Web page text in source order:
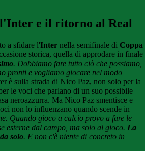
e il ritorno al Real
a sfidare l'Inter nella semifinale di Coppa
storica, quella di approdare in finale
. Dobbiamo fare tutto ciò che possiamo,
pronti e vogliamo giocare nel modo
è sulla strada di Nico Paz, non solo per la
le voci che parlano di un suo possibile
neroazzurra. Ma Nico Paz smentisce e
non lo influenzano quando scende in
Quando gioco a calcio provo a fare le
esterne dal campo, ma solo al gioco. La
solo. E non c'è niente di concreto in